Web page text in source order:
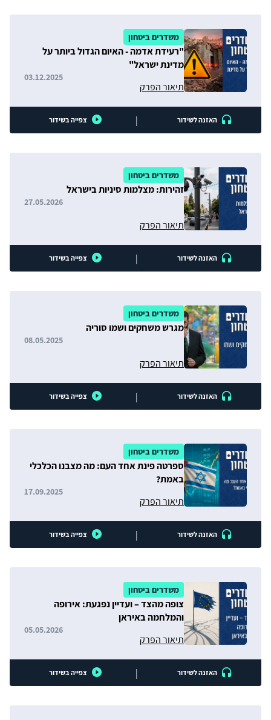
משדרים ביטחון
"רעידת אדמה - האיום הגדול ביותר על
מדינת ישראל"
תיאור הפרק
03.12.2025
האזנה לשידור | צפייה בשידור
משדרים ביטחון
זהירות: מצלמות סיניות בישראל
תיאור הפרק
27.05.2026
האזנה לשידור | צפייה בשידור
משדרים ביטחון
מגרש משחקים ושמו סוריה
תיאור הפרק
08.05.2025
האזנה לשידור | צפייה בשידור
משדרים ביטחון
ספרטה פינת אחד העם: מה מצבנו הכלכלי
באמת?
תיאור הפרק
17.09.2025
האזנה לשידור | צפייה בשידור
משדרים ביטחון
צופה מהצד – ועדיין נפגעת: אירופה
והמלחמה באיראן
תיאור הפרק
05.05.2026
האזנה לשידור | צפייה בשידור